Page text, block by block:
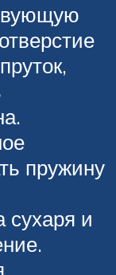
пружину
сухаря и